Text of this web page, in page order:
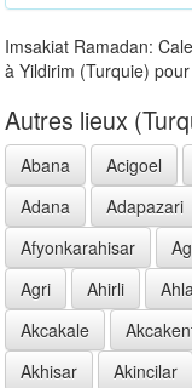
Imsakiat Ramadan:
à Yildirim (Turquie)
Autres lieux
Abana Acigoel
Adana
Adapazari
Afyonkarahisar
Agri
Ahirli
Akcakale
Akhisar
Akincilar